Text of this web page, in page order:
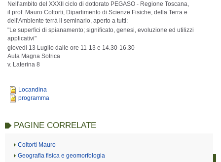
Nell'ambito del XXXII ciclo di dottorato PEGASO - Regione Toscana,
il prof. Mauro Coltorti, Dipartimento di Scienze Fisiche, della Terra e
dell'Ambiente terrà il seminario, aperto a tutti:
"Le superfici di spianamento; significato, genesi, evoluzione ed utilizzi
applicativi"
giovedi 13 Luglio dalle ore 11-13 e 14.30-16.30
Aula Magna Sotrica
v. Laterina 8
Locandina
programma
PAGINE CORRELATE
Coltorti Mauro
Geografia fisica e geomorfologia